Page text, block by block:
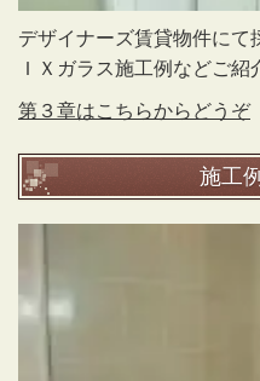
デザイナーズ賃貸物件にて
ＩＸガラス施工例などご紹
第３章はこちらからどうぞ
施工